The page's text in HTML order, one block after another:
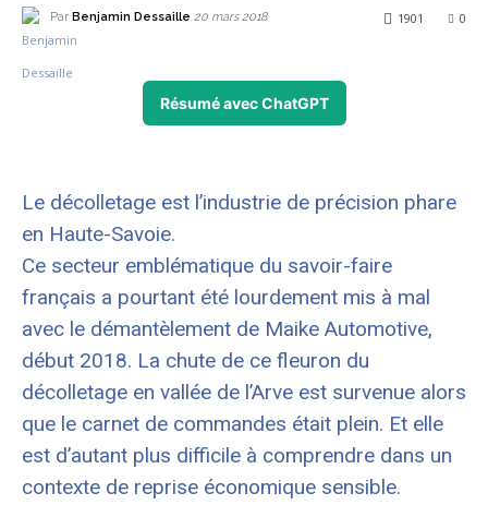
Par Benjamin Dessaille 20 mars 2018 0
1901
Résumé avec ChatGPT
Le décolletage est l’industrie de précision phare
en Haute-Savoie.
Ce secteur emblématique du savoir-faire
français a pourtant été lourdement mis à mal
avec le démantèlement de Maike Automotive,
début 2018. La chute de ce fleuron du
décolletage en vallée de l’Arve est survenue alors
que le carnet de commandes était plein. Et elle
est d’autant plus difficile à comprendre dans un
contexte de reprise économique sensible.